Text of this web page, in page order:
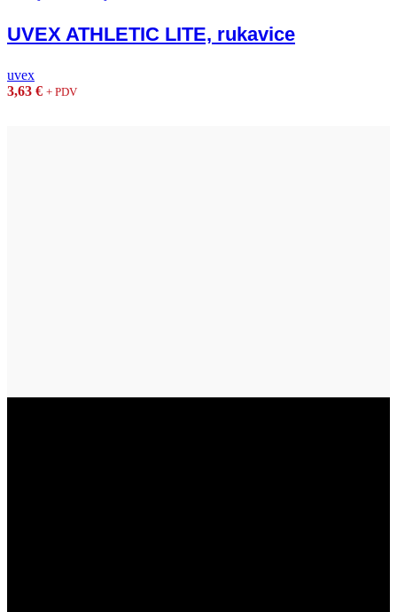
UVEX ATHLETIC LITE, rukavice
uvex
3,63 € + PDV